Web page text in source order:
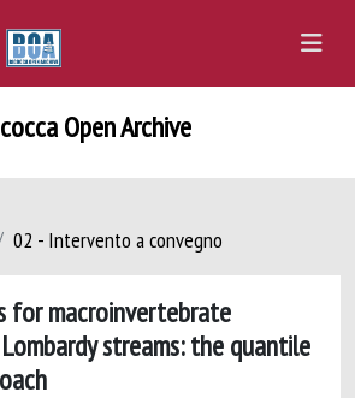
Open Archive
02 - Intervento a convegno
for macroinvertebrate
streams: the quantile